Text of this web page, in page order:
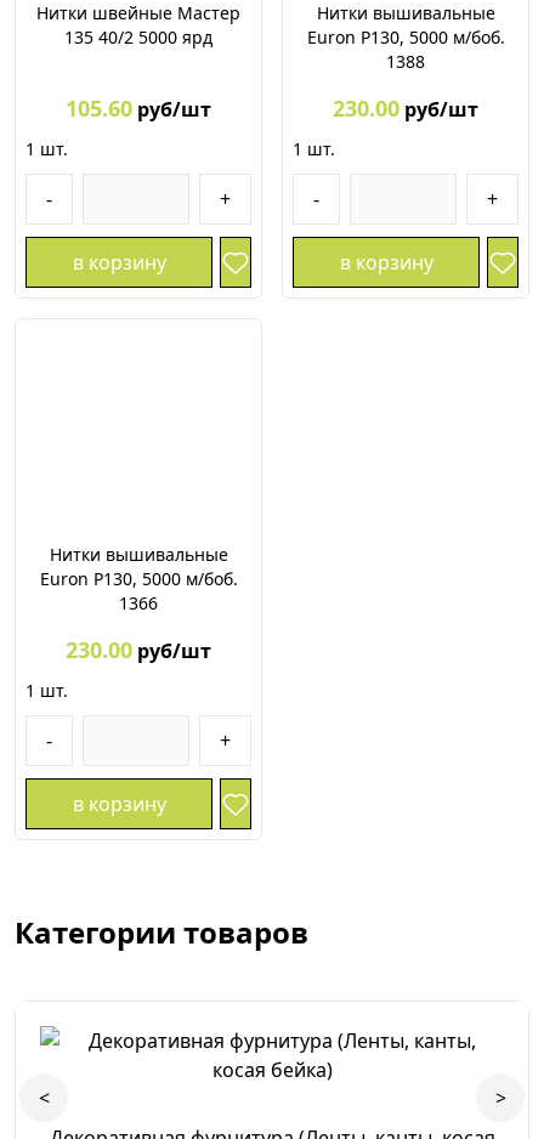
Нитки швейные Мастер
135 40/2 5000 ярд
105.60 руб/шт
1 шт.
- +
в корзину
Нитки вышивальные
Euron P130, 5000 м/боб.
1388
230.00 руб/шт
1 шт.
- +
в корзину
Нитки вышивальные
Euron P130, 5000 м/боб.
1366
230.00 руб/шт
1 шт.
- +
в корзину
Категории товаров
<
>